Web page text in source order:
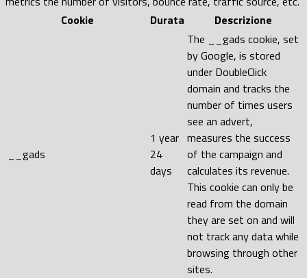
Cookie
Durata Descrizione
__gads
1 year
24
days
The __gads cookie, set
by Google, is stored
under DoubleClick
domain and tracks the
number of times users
see an advert,
measures the success
of the campaign and
calculates its revenue.
This cookie can only be
read from the domain
they are set on and will
not track any data while
browsing through other
sites.